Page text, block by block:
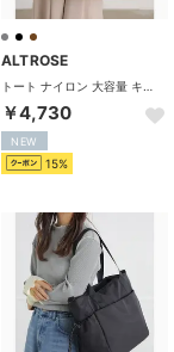
ALTROSE
￥4,730
NEW
15%